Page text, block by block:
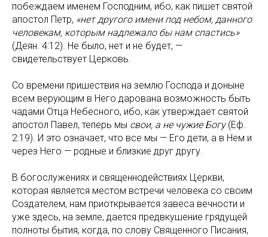
побеждаем именем Господним, ибо, как пишет святой
апостол Петр, «нет другого имени под небом, данного
человекам, которым надлежало бы нам спастись»
(Деян. 4:12). Не было, нет и не будет, —
свидетельствует Церковь.
Со времени пришествия на землю Господа и доныне
всем верующим в Него дарована возможность быть
чадами Отца Небесного, ибо, как утверждает святой
апостол Павел, теперь мы свои, а не чужие Богу(Еф.
2:19). И это означает, что все мы — Его дети, а в Нем и
через Него — родные и близкие друг другу.
В богослужениях и священнодействиях Церкви,
которая является местом встречи человека со своим
Создателем, нам приоткрывается завеса вечности и
уже здесь, на земле, дается предвкушение грядущей
полноты бытия, когда, по слову Священного Писания,